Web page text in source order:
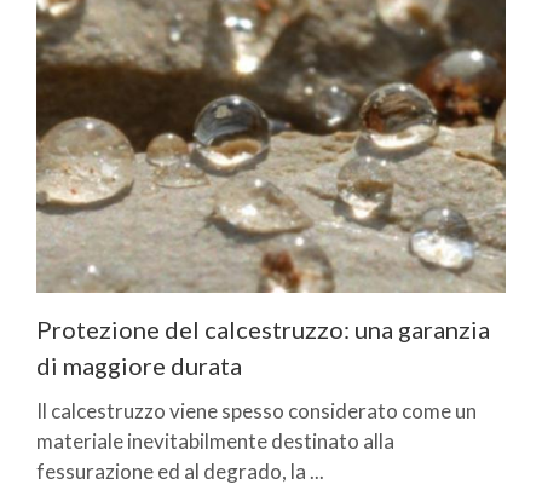
Protezione del calcestruzzo: una garanzia
di maggiore durata
Il calcestruzzo viene spesso considerato come un
materiale inevitabilmente destinato alla
fessurazione ed al degrado, la ...